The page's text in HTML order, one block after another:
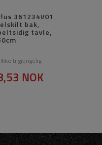
361234V01
bak,
tavle,
Ikke tilgjengelig
NOK